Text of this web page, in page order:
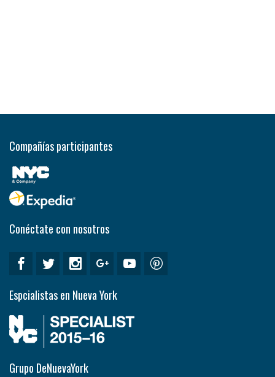
Compañías participantes
Conéctate con nosotros
Espcialistas en Nueva York
Grupo DeNuevaYork